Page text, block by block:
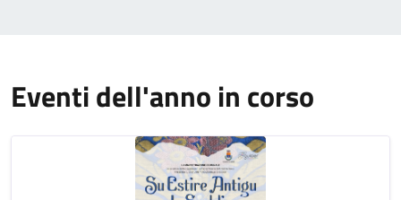
Eventi dell'anno in corso